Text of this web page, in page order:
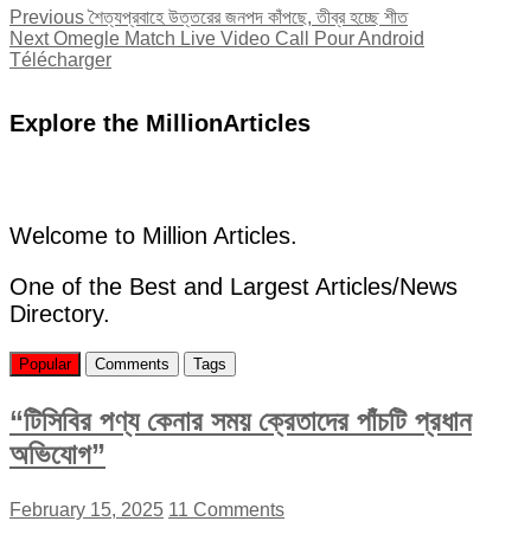
Post
navigation
PreviousPrevious
post:
শৈত্যপ্রবাহে উত্তরের জনপদ কাঁপছে, তীব্র হচ্ছে শীত
Next Next
post:
Omegle Match Live Video Call Pour Android
Télécharger
Explore the MillionArticles
Welcome to Million Articles.
One of the Best and Largest Articles/News
Directory.
Popular Comments Tags
“টিসিবির পণ্য কেনার সময় ক্রেতাদের পাঁচটি প্রধান
অভিযোগ”
February 15, 2025 11 Comments